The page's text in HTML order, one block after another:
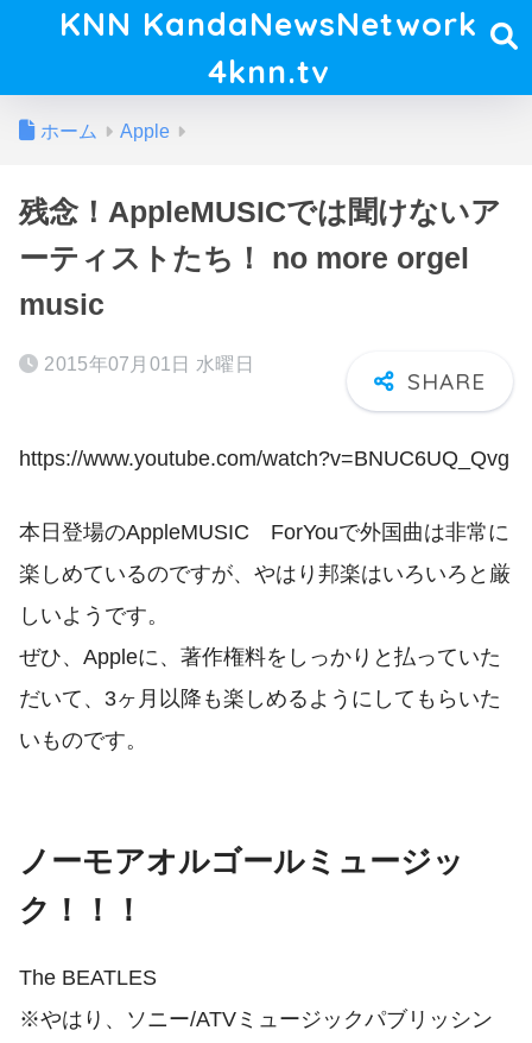
KNN KandaNewsNetwork
4knn.tv
ホーム Apple
残念！AppleMUSICでは聞けないア
ーティストたち！ no more orgel
music
2015年07月01日 水曜日
https://www.youtube.com/watch?v=BNUC6UQ_Qvg
本日登場のAppleMUSIC ForYouで外国曲は非常に
楽しめているのですが、やはり邦楽はいろいろと厳
しいようです。
ぜひ、Appleに、著作権料をしっかりと払っていた
だいて、3ヶ月以降も楽しめるようにしてもらいた
いものです。
ノーモアオルゴールミュージッ
ク！！！
The BEATLES
※やはり、ソニー/ATVミュージックパブリッシン